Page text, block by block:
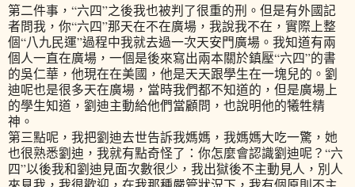
第二件事，“六四”之後我也被判了很重的刑。但是有外國記
者問我，你“六四”那天在不在廣場，我說我不在，實際上整
個“八九民運”過程中我就去過一次天安門廣場。我知道有兩
個人一直在廣場，一個是後來寫出兩本關於鎮壓“六四”的書
的吳仁華，他現在在美國，他是天天跟學生在一塊兒的。劉
迪呢也是很多天在廣場，當時我們都不知道的，但是廣場上
的學生知道，劉迪主動給他們當顧問，也說明他的犧牲精
神。
第三點呢，我把劉迪去世告訴我媽媽，我媽媽大吃一驚，她
也很熟悉劉迪，我就有點奇怪了：你怎麼會認識劉迪呢？“六
四”以後我和劉迪見面次數很少，我出獄後不主動見人，別人